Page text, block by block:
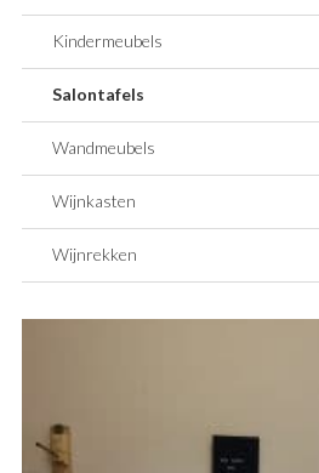
Kindermeubels
Salontafels
Wandmeubels
Wijnkasten
Wijnrekken